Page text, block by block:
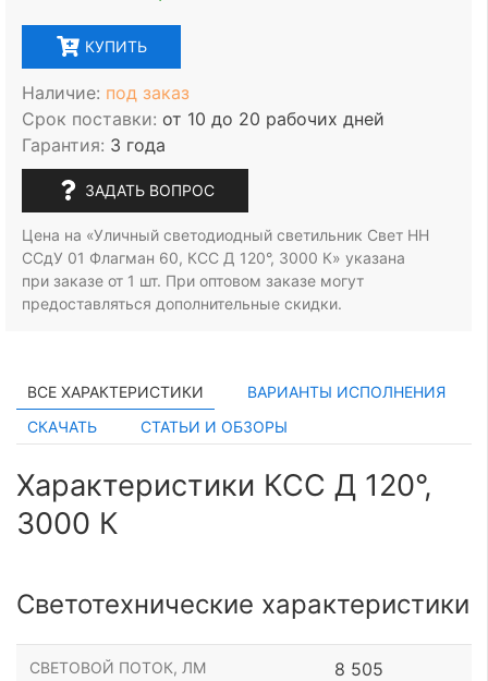
КУПИТЬ
Наличие: под заказ
Срок поставки: от 10 до 20 рабочих дней
Гарантия: 3 года
ЗАДАТЬ ВОПРОС
Цена на «Уличный светодиодный светильник Свет НН
ССдУ 01 Флагман 60, КСС Д 120°, 3000 К» указана
при заказе от 1 шт. При оптовом заказе могут
предоставляться дополнительные скидки.
ВСЕ ХАРАКТЕРИСТИКИ
ВАРИАНТЫ ИСПОЛНЕНИЯ
СКАЧАТЬ
СТАТЬИ И ОБЗОРЫ
Характеристики КСС Д 120°,
3000 К
Светотехнические характеристики
СВЕТОВОЙ ПОТОК, ЛМ 8 505